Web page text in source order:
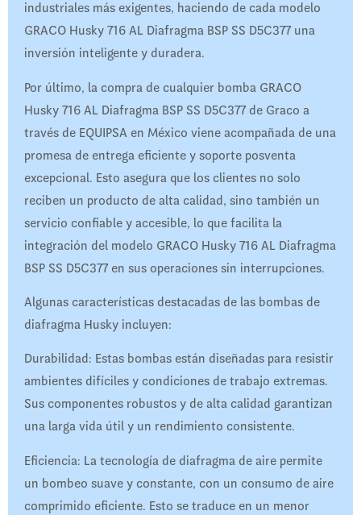
industriales más exigentes, haciendo de cada modelo
GRACO Husky 716 AL Diafragma BSP SS D5C377 una
inversión inteligente y duradera.
Por último, la compra de cualquier bomba GRACO
Husky 716 AL Diafragma BSP SS D5C377 de Graco a
través de EQUIPSA en México viene acompañada de una
promesa de entrega eficiente y soporte posventa
excepcional. Esto asegura que los clientes no solo
reciben un producto de alta calidad, sino también un
servicio confiable y accesible, lo que facilita la
integración del modelo GRACO Husky 716 AL Diafragma
BSP SS D5C377 en sus operaciones sin interrupciones.
Algunas características destacadas de las bombas de
diafragma Husky incluyen:
Durabilidad: Estas bombas están diseñadas para resistir
ambientes difíciles y condiciones de trabajo extremas.
Sus componentes robustos y de alta calidad garantizan
una larga vida útil y un rendimiento consistente.
Eficiencia: La tecnología de diafragma de aire permite
un bombeo suave y constante, con un consumo de aire
comprimido eficiente. Esto se traduce en un menor